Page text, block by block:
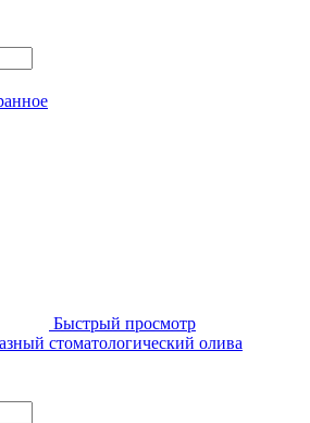
Быстрый просмотр
стоматологический олива